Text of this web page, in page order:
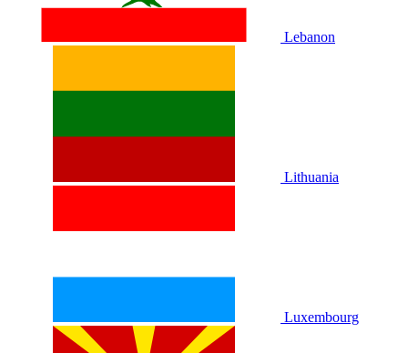
Lebanon
Lithuania
Luxembourg